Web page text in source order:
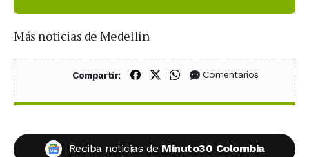
Más noticias de Medellín
Compartir: Compartir en Facebook
Compartir en X (Twitter)
Compartir en WhatsApp
Comentarios
Reciba noticias de Minuto30 Colombia